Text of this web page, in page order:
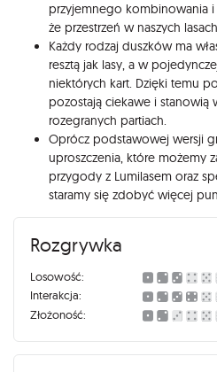
przyjemnego kombinowania i
że przestrzeń w naszych
Każdy rodzaj duszków ma
resztą jak lasy, a w
niektórych kart. Dzięki temu
pozostają ciekawe i stanowią
rozegranych partiach.
Oprócz podstawowej wersji
uproszczenia, które możemy
przygody z Lumilasem oraz
staramy się zdobyć więcej
Rozgrywka
Losowość:
Interakcja:
Złożoność: